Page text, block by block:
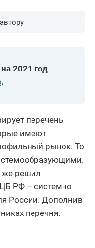
2021 год
.
перечень
имеют
рынок. То
же решил
РФ – системно
России. Дополнив
перечня.